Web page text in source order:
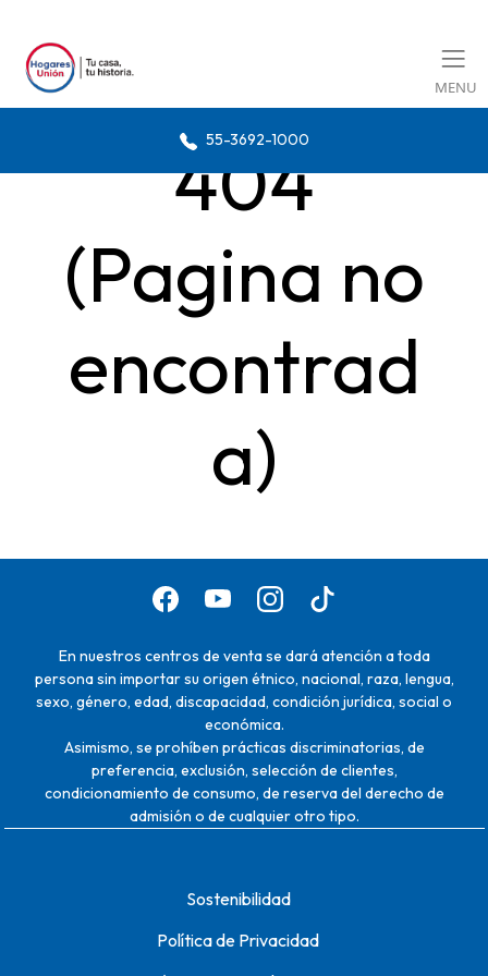
MENU
55-3692-1000
404
(Pagina no
encontrad
a)
En nuestros centros de venta se dará atención a toda
persona sin importar su origen étnico, nacional, raza, lengua,
sexo, género, edad, discapacidad, condición jurídica, social o
económica.
Asimismo, se prohíben prácticas discriminatorias, de
preferencia, exclusión, selección de clientes,
condicionamiento de consumo, de reserva del derecho de
admisión o de cualquier otro tipo.
Sostenibilidad
Política de Privacidad